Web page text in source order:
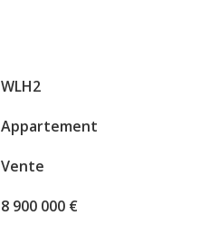
WLH2
Appartement
Vente
8 900 000 €